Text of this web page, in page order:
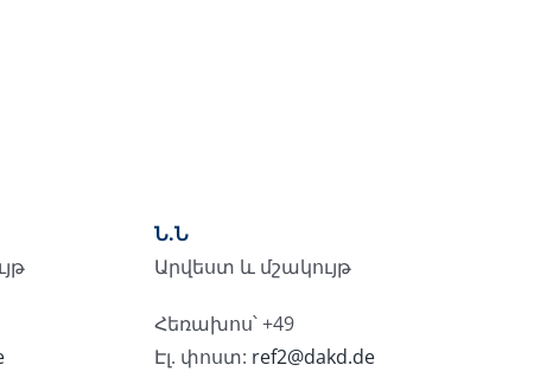
Ն.Ն
Արվեստ և մշակույթ
Հեռախոս՝ +49
Էլ. փոստ: ref2@dakd.de